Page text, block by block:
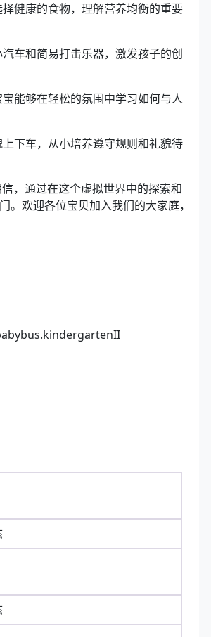
健康的食物，理解营养均衡的重要
车和简易打击乐器，激发孩子的创
能够在轻松的氛围中学习如何与人
下车，从小培养遵守规则和礼貌待
，通过在这个虚拟世界中的探索和
欢迎各位宝贝加入我们的大家庭，